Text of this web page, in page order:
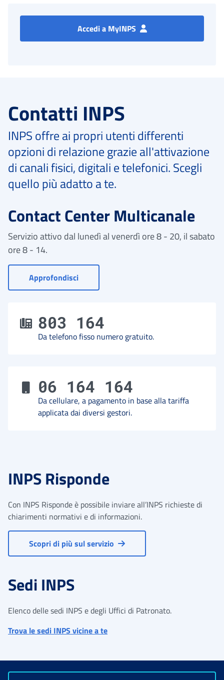
Accedi a MyINPS
Contatti INPS
INPS offre ai propri utenti differenti
opzioni di relazione grazie all'attivazione
di canali fisici, digitali e telefonici. Scegli
quello più adatto a te.
Contact Center Multicanale
Servizio attivo dal lunedì al venerdì ore 8 - 20, il sabato
ore 8 - 14.
Approfondisci- Vai a Contact Center
803 164
Da telefono fisso numero gratuito.
06 164 164
Da cellulare, a pagamento in base alla tariffa
applicata dai diversi gestori.
INPS Risponde
Con INPS Risponde è possibile inviare all’INPS richieste di
chiarimenti normativi e di informazioni.
Scopri di più sul servizio
Sedi INPS
Elenco delle sedi INPS e degli Uffici di Patronato.
Trova le sedi INPS vicine a te